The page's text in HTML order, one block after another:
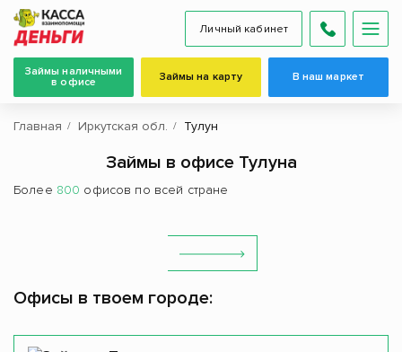
Личный кабинет
Займы наличными
в офисе
Займы на карту В наш маркет
Главная Иркутская обл. Тулун
Займы в офисе Тулуна
Более 800 офисов по всей стране
Офисы в твоем городе: